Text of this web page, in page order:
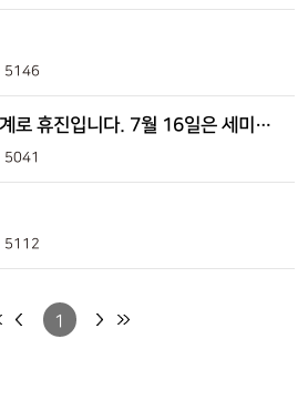
5146
7월 16일은 세미나 관계로 휴진입니다. 7월 16일은 세미나 관계로 휴진입니다.
5041
5112
1